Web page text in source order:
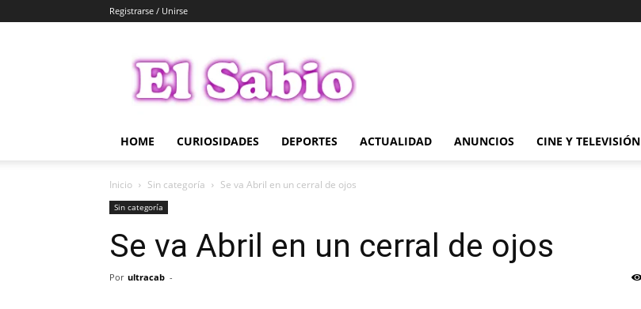
Registrarse / Unirse
Sabio
HOME CURIOSIDADES DEPORTES ACTUALIDAD ANUNCIOS CINE Y TELEVISIÓN
Inicio Sin categoría Se va Abril en un cerral de ojos
Sin categoría
Se va Abril en un cerral de ojos
Por ultracab -